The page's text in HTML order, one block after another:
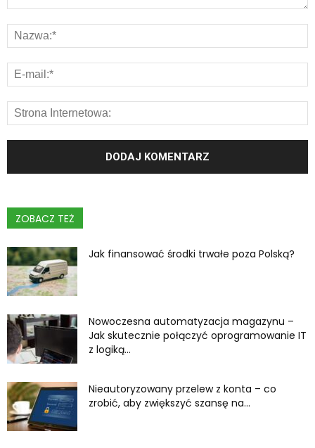
ZOBACZ TEŻ
Jak finansować środki trwałe poza Polską?
Nowoczesna automatyzacja magazynu –
Jak skutecznie połączyć oprogramowanie IT
z logiką...
Nieautoryzowany przelew z konta – co
zrobić, aby zwiększyć szansę na...